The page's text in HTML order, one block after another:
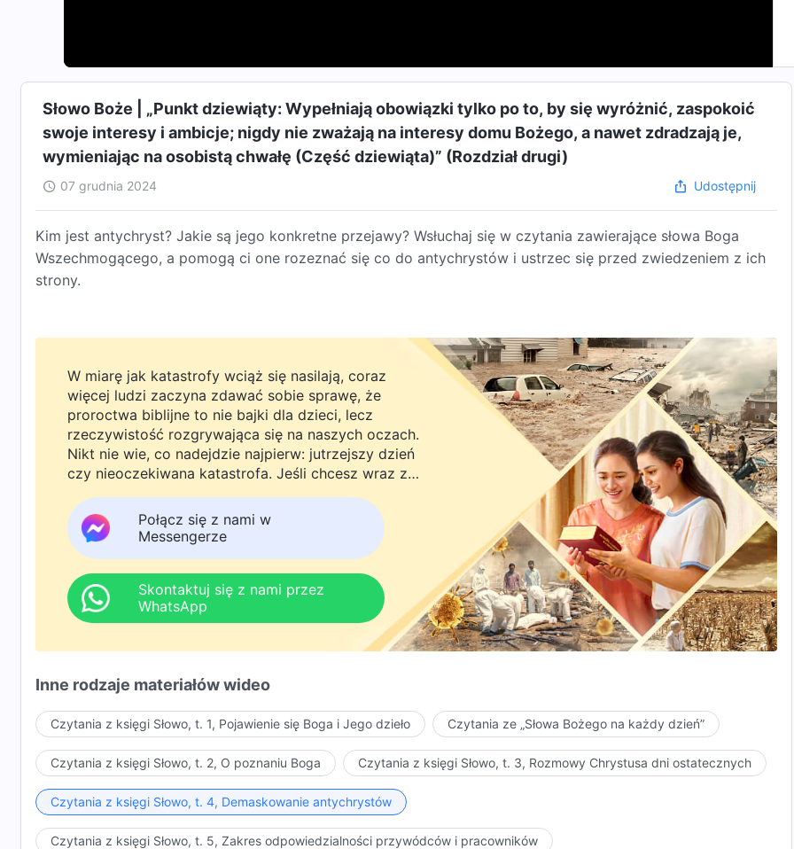
Słowo Boże | „Punkt dziewiąty: Wypełniają obowiązki tylko po to, by się wyróżnić, zaspokoić
swoje interesy i ambicje; nigdy nie zważają na interesy domu Bożego, a nawet zdradzają je,
wymieniając na osobistą chwałę (Część dziewiąta)” (Rozdział drugi)
07 grudnia 2024 Udostępnij
Kim jest antychryst? Jakie są jego konkretne przejawy? Wsłuchaj się w czytania zawierające słowa Boga
Wszechmogącego, a pomogą ci one rozeznać się co do antychrystów i ustrzec się przed zwiedzeniem z ich
strony.
W miarę jak katastrofy wciąż się nasilają, coraz
więcej ludzi zaczyna zdawać sobie sprawę, że
proroctwa biblijne to nie bajki dla dzieci, lecz
rzeczywistość rozgrywająca się na naszych oczach.
Nikt nie wie, co nadejdzie najpierw: jutrzejszy dzień
czy nieoczekiwana katastrofa. Jeśli chcesz wraz z
rodziną powitać powrót Pana i znaleźć
bezpieczeństwo pod Bożą ochroną, kliknij
WhatsAppa lub Messengera, aby dołączyć do
naszej grupy studyjnej. Nie odkładaj tego do jutra.
Połącz się z nami w
Messengerze
Skontaktuj się z nami przez
WhatsApp
Inne rodzaje materiałów wideo
Czytania z księgi Słowo, t. 1, Pojawienie się Boga i Jego dzieło Czytania ze „Słowa Bożego na każdy dzień”
Czytania z księgi Słowo, t. 2, O poznaniu Boga Czytania z księgi Słowo, t. 3, Rozmowy Chrystusa dni ostatecznych
Czytania z księgi Słowo, t. 4, Demaskowanie antychrystów
Czytania z księgi Słowo, t. 5, Zakres odpowiedzialności przywódców i pracowników